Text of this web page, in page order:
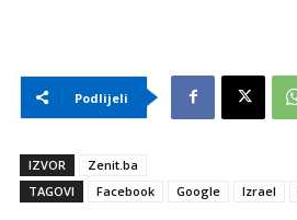
Podlijeli
IZVOR
Zenit.ba
TAGOVI
Facebook Google Izrael